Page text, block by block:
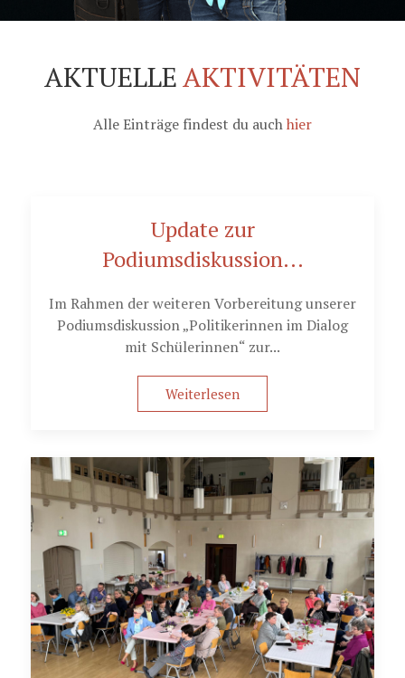
AKTUELLEAKTIVITÄTEN
Alle Einträge findest du auchhier
Update zur
Podiumsdiskussion...
Im Rahmen der weiteren Vorbereitung unserer
Podiumsdiskussion „Politikerinnen im Dialog
mit Schülerinnen“ zur...
Weiterlesen